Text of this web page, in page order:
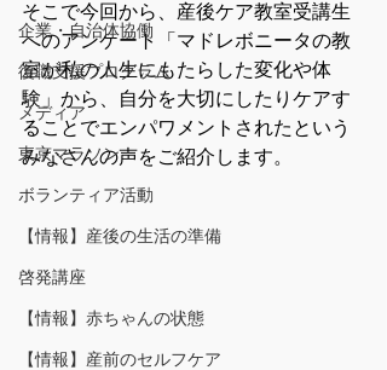
企業・自治体協働
復職支援プログラム
メディア
東京マラソン
ボランティア活動
【情報】産後の生活の準備
啓発講座
【情報】赤ちゃんの状態
【情報】産前のセルフケア
そこで今回から、産後ケア教室受講生
へのアンケート「マドレボニータの教
室が私の人生にもたらした変化や体
験」から、自分を大切にしたりケアす
ることでエンパワメントされたという
みなさんの声をご紹介します。